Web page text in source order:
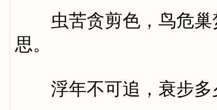
虫苦贪剪色，鸟危巢
思。
浮年不可追，衰步多